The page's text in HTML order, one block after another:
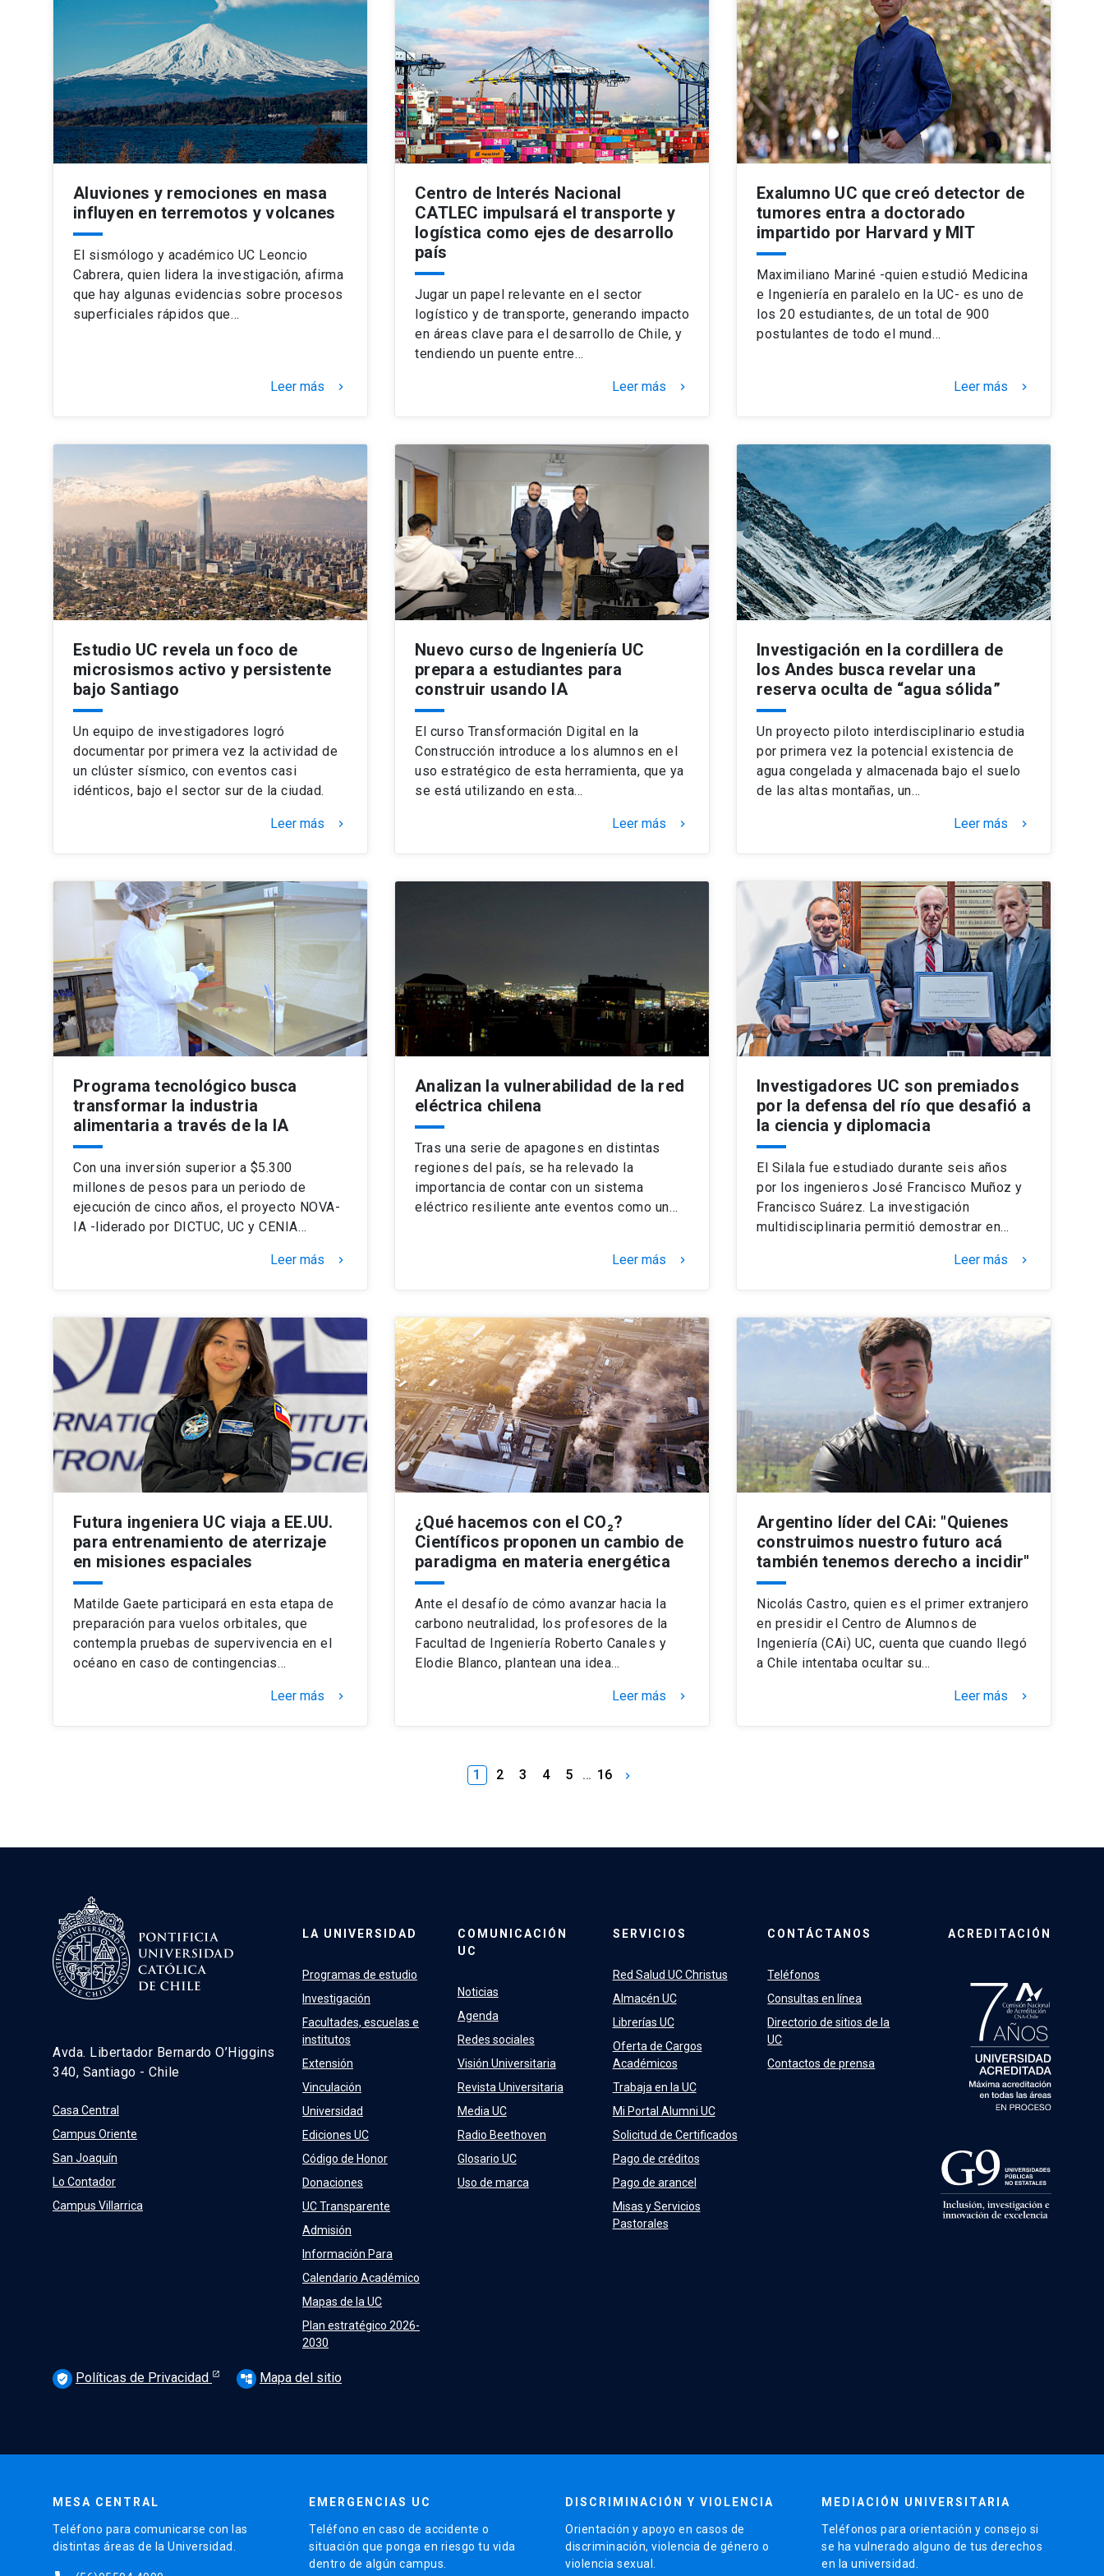
Aluviones y remociones en masa
influyen en terremotos y volcanes
El sismólogo y académico UC Leoncio
Cabrera, quien lidera la investigación, afirma
que hay algunas evidencias sobre procesos
superficiales rápidos que…
Leer más keyboard_arrow_right
Centro de Interés Nacional
CATLEC impulsará el transporte y
logística como ejes de desarrollo
país
Jugar un papel relevante en el sector
logístico y de transporte, generando impacto
en áreas clave para el desarrollo de Chile, y
tendiendo un puente entre…
Leer más keyboard_arrow_right
Exalumno UC que creó detector de
tumores entra a doctorado
impartido por Harvard y MIT
Maximiliano Mariné -quien estudió Medicina
e Ingeniería en paralelo en la UC- es uno de
los 20 estudiantes, de un total de 900
postulantes de todo el mund…
Leer más keyboard_arrow_right
Estudio UC revela un foco de
microsismos activo y persistente
bajo Santiago
Un equipo de investigadores logró
documentar por primera vez la actividad de
un clúster sísmico, con eventos casi
idénticos, bajo el sector sur de la ciudad.
Leer más keyboard_arrow_right
Nuevo curso de Ingeniería UC
prepara a estudiantes para
construir usando IA
El curso Transformación Digital en la
Construcción introduce a los alumnos en el
uso estratégico de esta herramienta, que ya
se está utilizando en esta…
Leer más keyboard_arrow_right
Investigación en la cordillera de
los Andes busca revelar una
reserva oculta de “agua sólida”
Un proyecto piloto interdisciplinario estudia
por primera vez la potencial existencia de
agua congelada y almacenada bajo el suelo
de las altas montañas, un…
Leer más keyboard_arrow_right
Programa tecnológico busca
transformar la industria
alimentaria a través de la IA
Con una inversión superior a $5.300
millones de pesos para un periodo de
ejecución de cinco años, el proyecto NOVA-
IA -liderado por DICTUC, UC y CENIA…
Leer más keyboard_arrow_right
Analizan la vulnerabilidad de la red
eléctrica chilena
Tras una serie de apagones en distintas
regiones del país, se ha relevado la
importancia de contar con un sistema
eléctrico resiliente ante eventos como un…
Leer más keyboard_arrow_right
Investigadores UC son premiados
por la defensa del río que desafió a
la ciencia y diplomacia
El Silala fue estudiado durante seis años
por los ingenieros José Francisco Muñoz y
Francisco Suárez. La investigación
multidisciplinaria permitió demostrar en…
Leer más keyboard_arrow_right
Futura ingeniera UC viaja a EE.UU.
para entrenamiento de aterrizaje
en misiones espaciales
Matilde Gaete participará en esta etapa de
preparación para vuelos orbitales, que
contempla pruebas de supervivencia en el
océano en caso de contingencias…
Leer más keyboard_arrow_right
¿Qué hacemos con el CO₂?
Científicos proponen un cambio de
paradigma en materia energética
Ante el desafío de cómo avanzar hacia la
carbono neutralidad, los profesores de la
Facultad de Ingeniería Roberto Canales y
Elodie Blanco, plantean una idea…
Leer más keyboard_arrow_right
Argentino líder del CAi: "Quienes
construimos nuestro futuro acá
también tenemos derecho a incidir"
Nicolás Castro, quien es el primer extranjero
en presidir el Centro de Alumnos de
Ingeniería (CAi) UC, cuenta que cuando llegó
a Chile intentaba ocultar su…
Leer más keyboard_arrow_right
1 2 3 4 5 … 16 keyboard_arrow_right
Avda. Libertador Bernardo O’Higgins
340, Santiago - Chile
Casa Central
Campus Oriente
San Joaquín
Lo Contador
Campus Villarrica
LA UNIVERSIDAD
Programas de estudio
Investigación
Facultades, escuelas e
institutos
Extensión
Vinculación
Universidad
Ediciones UC
Código de Honor
Donaciones
UC Transparente
Admisión
Información Para
Calendario Académico
Mapas de la UC
Plan estratégico 2026-
2030
COMUNICACIÓN
UC
Noticias
Agenda
Redes sociales
Visión Universitaria
Revista Universitaria
Media UC
Radio Beethoven
Glosario UC
Uso de marca
SERVICIOS
Red Salud UC Christus
Almacén UC
Librerías UC
Oferta de Cargos
Académicos
Trabaja en la UC
Mi Portal Alumni UC
Solicitud de Certificados
Pago de créditos
Pago de arancel
Misas y Servicios
Pastorales
CONTÁCTANOS
Teléfonos
Consultas en línea
Directorio de sitios de la
UC
Contactos de prensa
ACREDITACIÓN
verified_user Políticas de Privacidad account_tree Mapa del sitio
MESA CENTRAL
Teléfono para comunicarse con las
distintas áreas de la Universidad.
EMERGENCIAS UC
Teléfono en caso de accidente o
situación que ponga en riesgo tu vida
dentro de algún campus.
DISCRIMINACIÓN Y VIOLENCIA
Orientación y apoyo en casos de
discriminación, violencia de género o
violencia sexual.
MEDIACIÓN UNIVERSITARIA
Teléfonos para orientación y consejo si
se ha vulnerado alguno de tus derechos
en la universidad.